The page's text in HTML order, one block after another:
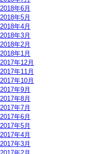
2018年6月
2018年5月
2018年4月
2018年3月
2018年2月
2018年1月
2017年12月
2017年11月
2017年10月
2017年9月
2017年8月
2017年7月
2017年6月
2017年5月
2017年4月
2017年3月